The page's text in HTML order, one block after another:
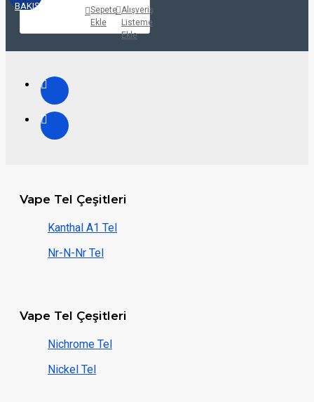
BAKIŞ
Sepete
Ekle
Alışveriş
Listeme
Ekle
Vape Tel Çeşitleri
Kanthal A1 Tel
Nr-N-Nr Tel
Vape Tel Çeşitleri
Nichrome Tel
Nickel Tel